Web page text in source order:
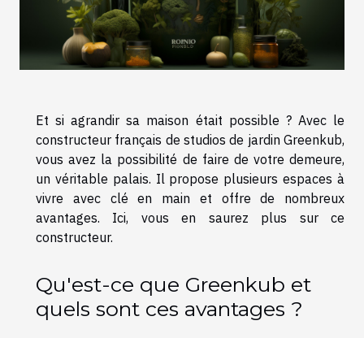
Et si agrandir sa maison était possible ? Avec le
constructeur français de studios de jardin Greenkub,
vous avez la possibilité de faire de votre demeure,
un véritable palais. Il propose plusieurs espaces à
vivre avec clé en main et offre de nombreux
avantages. Ici, vous en saurez plus sur ce
constructeur.
Qu'est-ce que Greenkub et
quels sont ces avantages ?